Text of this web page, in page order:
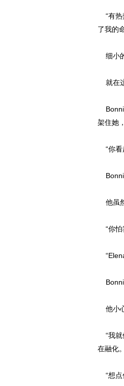
“有热
了我的
细小
就在
架住她
“你看
他虽
“你怕
他小
“我就
在融化
“想点